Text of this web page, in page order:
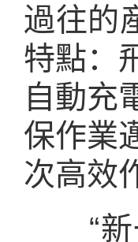
過往的
特點：
自動充
保作業
次高效
“新一